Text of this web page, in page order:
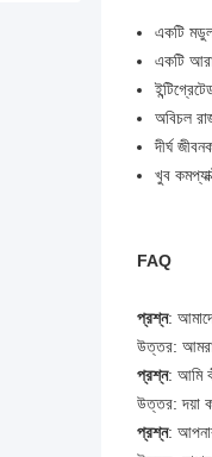
একটি
একটি
অবিচল
দীর্ঘ
খুব
FAQ
প্রশ্ন:
উত্তর: আমরা
প্রশ্ন: আমি
উত্তর: দয়া
প্রশ্ন: